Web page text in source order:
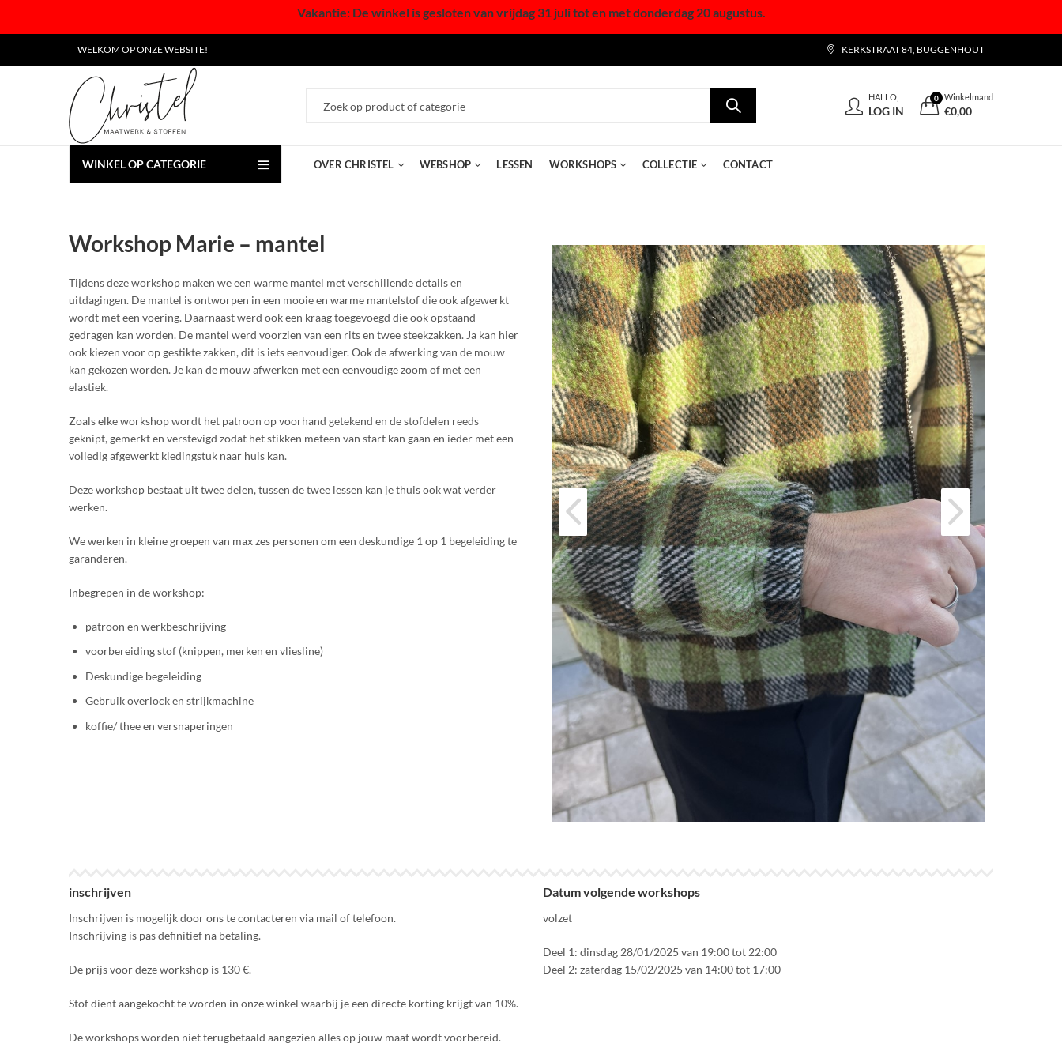
Vakantie: De winkel is gesloten van vrijdag 31 juli tot en met donderdag 20 augustus.
WELKOM OP ONZE WEBSITE! KERKSTRAAT 84, BUGGENHOUT
HALLO,
LOG IN
0 Winkelmand
€0,00
WINKEL OP CATEGORIE OVER CHRISTEL WEBSHOP LESSEN WORKSHOPS COLLECTIE CONTACT
Workshop Marie – mantel
Tijdens deze workshop maken we een warme mantel met verschillende details en
uitdagingen. De mantel is ontworpen in een mooie en warme mantelstof die ook afgewerkt
wordt met een voering. Daarnaast werd ook een kraag toegevoegd die ook opstaand
gedragen kan worden. De mantel werd voorzien van een rits en twee steekzakken. Ja kan hier
ook kiezen voor op gestikte zakken, dit is iets eenvoudiger. Ook de afwerking van de mouw
kan gekozen worden. Je kan de mouw afwerken met een eenvoudige zoom of met een
elastiek.
Zoals elke workshop wordt het patroon op voorhand getekend en de stofdelen reeds
geknipt, gemerkt en verstevigd zodat het stikken meteen van start kan gaan en ieder met een
volledig afgewerkt kledingstuk naar huis kan.
Deze workshop bestaat uit twee delen, tussen de twee lessen kan je thuis ook wat verder
werken.
We werken in kleine groepen van max zes personen om een deskundige 1 op 1 begeleiding te
garanderen.
Inbegrepen in de workshop:
patroon en werkbeschrijving
voorbereiding stof (knippen, merken en vliesline)
Deskundige begeleiding
Gebruik overlock en strijkmachine
koffie/ thee en versnaperingen
inschrijven
Inschrijven is mogelijk door ons te contacteren via mail of telefoon.
Inschrijving is pas definitief na betaling.
De prijs voor deze workshop is 130 €.
Stof dient aangekocht te worden in onze winkel waarbij je een directe korting krijgt van 10%.
De workshops worden niet terugbetaald aangezien alles op jouw maat wordt voorbereid.
Datum volgende workshops
volzet
Deel 1: dinsdag 28/01/2025 van 19:00 tot 22:00
Deel 2: zaterdag 15/02/2025 van 14:00 tot 17:00